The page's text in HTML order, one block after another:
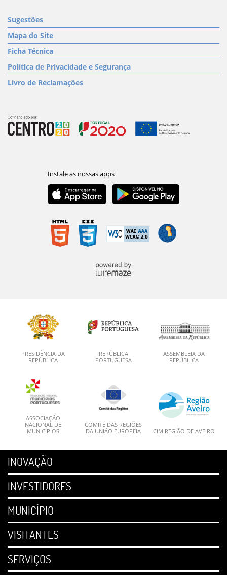
Sugestões
Mapa do Site
Ficha Técnica
Política de Privacidade e Segurança
Livro de Reclamações
PRESIDÊNCIA DA
REPÚBLICA
REPÚBLICA
PORTUGUESA
ASSEMBLEIA DA
REPÚBLICA
ASSOCIAÇÃO
NACIONAL DE
MUNICÍPIOS
COMITÉ DAS REGIÕES
DA UNIÃO EUROPEIA
CIM REGIÃO DE AVEIRO
INOVAÇÃO
INVESTIDORES
MUNICÍPIO
VISITANTES
SERVIÇOS